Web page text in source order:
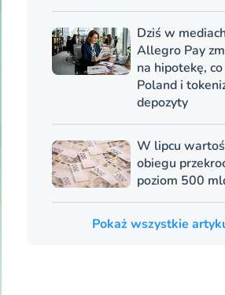
Dziś w
Allegro Pay
na hipotekę,
Poland i
depozyty
W lipcu
obiegu
poziom 500
Pokaż wszystkie